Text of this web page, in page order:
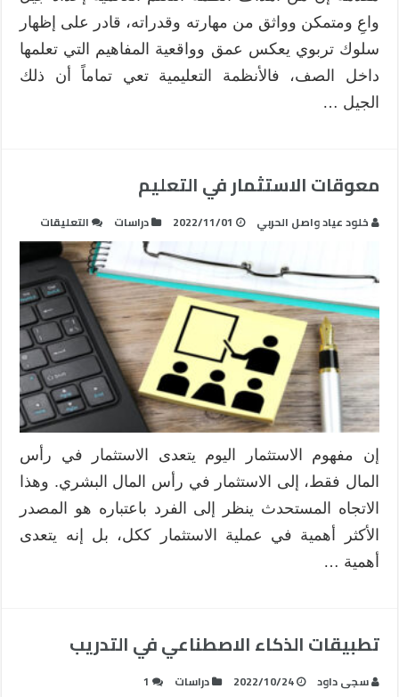
واعِ ومتمكن وواثق من مهارته وقدراته، قادر على إظهار
سلوك تربوي يعكس عمق وواقعية المفاهيم التي تعلمها
داخل الصف، فالأنظمة التعليمية تعي تماماً أن ذلك
الجيل …
معوقات الاستثمار في التعليم
خلود عياد واصل الحربي 2022/11/01 دراسات التعليقات
في
التعليم
مغلقة
إن مفهوم الاستثمار اليوم يتعدى الاستثمار في رأس
المال فقط، إلى الاستثمار في رأس المال البشري. وهذا
الاتجاه المستحدث ينظر إلى الفرد باعتباره هو المصدر
الأكثر أهمية في عملية الاستثمار ككل، بل إنه يتعدى
أهمية …
تطبيقات الذكاء الاصطناعي في التدريب
سجى داود 2022/10/24 دراسات 1